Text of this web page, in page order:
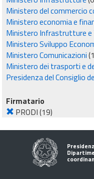
Ministero del commercio
Ministero economia e
Ministero Infrastrutture e
Ministero Sviluppo
Ministero Comunicazioni
Ministero dei trasporti e
Presidenza del Consiglio
Firmatario
PRODI(19)